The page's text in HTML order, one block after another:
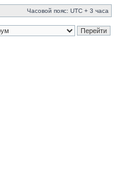
Часовой пояс: UTC + 3 часа